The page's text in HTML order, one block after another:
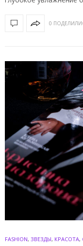
0
FASHION, ЗВЕЗДЫ, КРАСОТА,